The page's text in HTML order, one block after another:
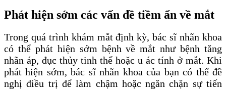
Phát hiện sớm các vấn đề tiềm ẩn về mắt
Trong quá trình khám mắt định kỳ, bác sĩ nhãn khoa
có thể phát hiện sớm bệnh về mắt như bệnh tăng
nhãn áp, đục thủy tinh thể hoặc u ác tính ở mắt. Khi
phát hiện sớm, bác sĩ nhãn khoa của bạn có thể đề
nghị điều trị để làm chậm hoặc ngăn chặn sự tiến